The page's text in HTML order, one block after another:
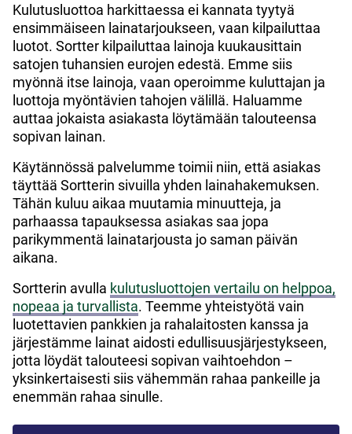
Kulutusluottoa harkittaessa ei kannata tyytyä
ensimmäiseen lainatarjoukseen, vaan kilpailuttaa
luotot. Sortter kilpailuttaa lainoja kuukausittain
satojen tuhansien eurojen edestä. Emme siis
myönnä itse lainoja, vaan operoimme kuluttajan ja
luottoja myöntävien tahojen välillä. Haluamme
auttaa jokaista asiakasta löytämään talouteensa
sopivan lainan.
Käytännössä palvelumme toimii niin, että asiakas
täyttää Sortterin sivuilla yhden lainahakemuksen.
Tähän kuluu aikaa muutamia minuutteja, ja
parhaassa tapauksessa asiakas saa jopa
parikymmentä lainatarjousta jo saman päivän
aikana.
Sortterin avulla kulutusluottojen vertailu on helppoa,
nopeaa ja turvallista. Teemme yhteistyötä vain
luotettavien pankkien ja rahalaitosten kanssa ja
järjestämme lainat aidosti edullisuusjärjestykseen,
jotta löydät talouteesi sopivan vaihtoehdon –
yksinkertaisesti siis vähemmän rahaa pankeille ja
enemmän rahaa sinulle.